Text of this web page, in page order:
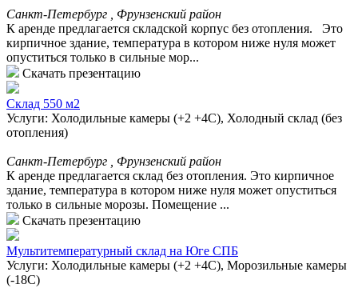
Санкт-Петербург , Фрунзенский район
К аренде предлагается складской корпус без отопления. Это
кирпичное здание, температура в котором ниже нуля может
опуститься только в сильные мор...
Скачать презентацию
Склад 550 м2
Услуги: Холодильные камеры (+2 +4С), Холодный склад (без
отопления)
Санкт-Петербург , Фрунзенский район
К аренде предлагается склад без отопления. Это кирпичное
здание, температура в котором ниже нуля может опуститься
только в сильные морозы. Помещение ...
Скачать презентацию
Мультитемпературный склад на Юге СПБ
Услуги: Холодильные камеры (+2 +4С), Морозильные камеры
(-18С)